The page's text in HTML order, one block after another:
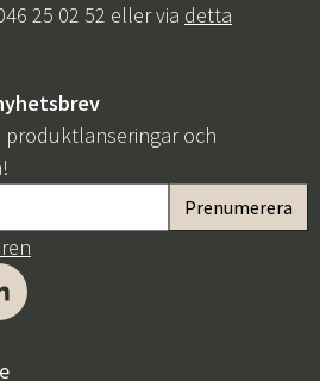
25 02 52 eller via detta
produktlanseringar och